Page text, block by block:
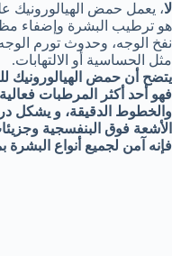
لا، يعمل حمض الهيالورونيك
هو ترطيب البشرة وإضفاء
نفخ الوجه، وحدوث تورم
مثل الحساسية أو الالتهابات.
يتضح أن حمض الهيالورونيك
فهو أحد أكثر المرطبات
والخطوط الدقيقة، و يشكل
الأشعة فوق البنفسجية
فإنه آمن لجميع أنواع